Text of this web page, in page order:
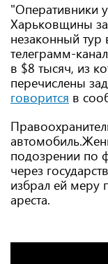
"Оперативники
Харьковщины
незаконный
телеграмм-
в $8 тысяч, из
перечислены
говорится в
подозрении по
через
избрал ей меру
ареста.